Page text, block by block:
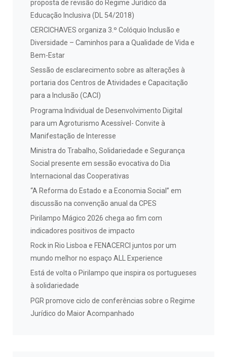
proposta de revisão do Regime Jurídico da
Educação Inclusiva (DL 54/2018)
CERCICHAVES organiza 3.º Colóquio Inclusão e
Diversidade – Caminhos para a Qualidade de Vida e
Bem-Estar
Sessão de esclarecimento sobre as alterações à
portaria dos Centros de Atividades e Capacitação
para a Inclusão (CACI)
Programa Individual de Desenvolvimento Digital
para um Agroturismo Acessível- Convite à
Manifestação de Interesse
Ministra do Trabalho, Solidariedade e Segurança
Social presente em sessão evocativa do Dia
Internacional das Cooperativas
“A Reforma do Estado e a Economia Social” em
discussão na convenção anual da CPES
Pirilampo Mágico 2026 chega ao fim com
indicadores positivos de impacto
Rock in Rio Lisboa e FENACERCI juntos por um
mundo melhor no espaço ALL Experience
Está de volta o Pirilampo que inspira os portugueses
à solidariedade
PGR promove ciclo de conferências sobre o Regime
Jurídico do Maior Acompanhado